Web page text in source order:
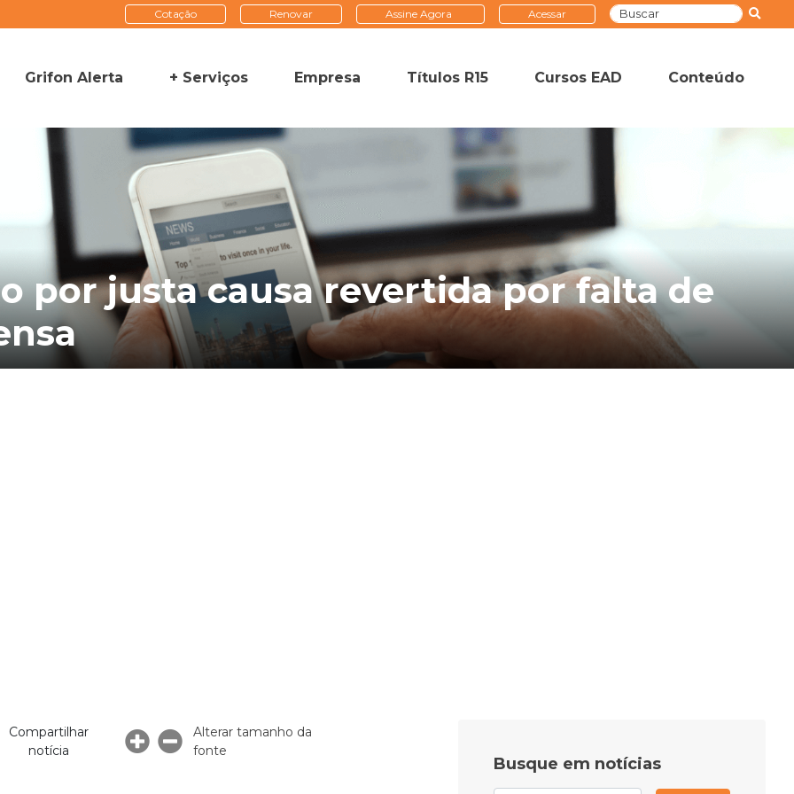
Cotação Renovar Assine Agora Acessar
Grifon Alerta + Serviços Empresa Títulos R15 Cursos EAD Conteúdo
por justa causa revertida por falta de
Compartilhar
notícia
Alterar tamanho da
fonte
Busque em notícias